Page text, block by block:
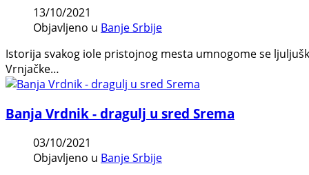
13/10/2021
Objavljeno u Banje Srbije
Istorija svakog iole pristojnog mesta umnogome se
Vrnjačke…
Banja Vrdnik - dragulj u sred Srema
03/10/2021
Objavljeno u Banje Srbije